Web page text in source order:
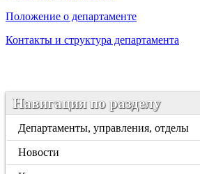
Положение о департаменте
Контакты и структура департамента
Навигация по разделу
Департаменты, управления, отделы
Новости